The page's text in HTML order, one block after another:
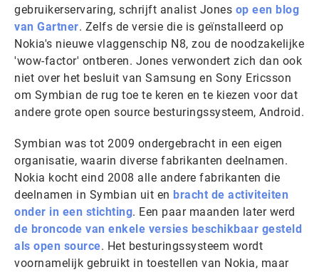
gebruikerservaring, schrijft analist Jones op een blog
van Gartner. Zelfs de versie die is geïnstalleerd op
Nokia's nieuwe vlaggenschip N8, zou de noodzakelijke
'wow-factor' ontberen. Jones verwondert zich dan ook
niet over het besluit van Samsung en Sony Ericsson
om Symbian de rug toe te keren en te kiezen voor dat
andere grote open source besturingssysteem, Android.
Symbian was tot 2009 ondergebracht in een eigen
organisatie, waarin diverse fabrikanten deelnamen.
Nokia kocht eind 2008 alle andere fabrikanten die
deelnamen in Symbian uit en bracht de activiteiten
onder in een stichting. Een paar maanden later werd
de broncode van enkele versies beschikbaar gesteld
als open source. Het besturingssysteem wordt
voornamelijk gebruikt in toestellen van Nokia, maar